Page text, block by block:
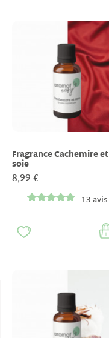
Fragrance Cachemire et
soie
8,99 €
13 avis